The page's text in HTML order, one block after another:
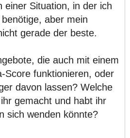
einer Situation, in der ich
aber mein
gerade der beste.
die auch mit einem
Score funktionieren, oder
davon lassen? Welche
gemacht und habt ihr
sich wenden könnte?